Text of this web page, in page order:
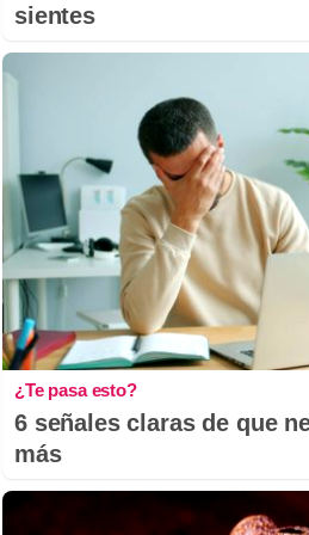
sientes
¿Te pasa esto?
6 señales claras de que
más